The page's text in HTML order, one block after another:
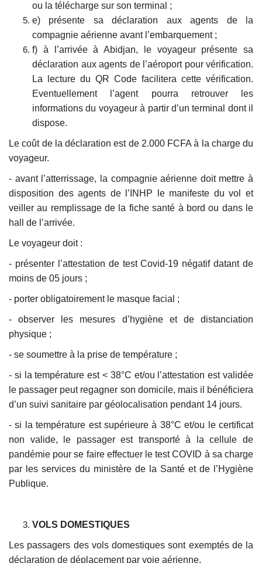
ou la télécharge sur son terminal ;
e) présente sa déclaration aux agents de la
compagnie aérienne avant l’embarquement ;
f) à l’arrivée à Abidjan, le voyageur présente sa
déclaration aux agents de l’aéroport pour vérification.
La lecture du QR Code facilitera cette vérification.
Eventuellement l’agent pourra retrouver les
informations du voyageur à partir d’un terminal dont il
dispose.
Le coût de la déclaration est de 2.000 FCFA à la charge du
voyageur.
- avant l’atterrissage, la compagnie aérienne doit mettre à
disposition des agents de l’INHP le manifeste du vol et
veiller au remplissage de la fiche santé à bord ou dans le
hall de l’arrivée.
Le voyageur doit :
- présenter l’attestation de test Covid-19 négatif datant de
moins de 05 jours ;
- porter obligatoirement le masque facial ;
- observer les mesures d’hygiène et de distanciation
physique ;
- se soumettre à la prise de température ;
- si la température est < 38°C et/ou l’attestation est validée
le passager peut regagner son domicile, mais il bénéficiera
d’un suivi sanitaire par géolocalisation pendant 14 jours.
- si la température est supérieure à 38°C et/ou le certificat
non valide, le passager est transporté à la cellule de
pandémie pour se faire effectuer le test COVID à sa charge
par les services du ministère de la Santé et de l’Hygiène
Publique.
VOLS DOMESTIQUES
Les passagers des vols domestiques sont exemptés de la
déclaration de déplacement par voie aérienne.